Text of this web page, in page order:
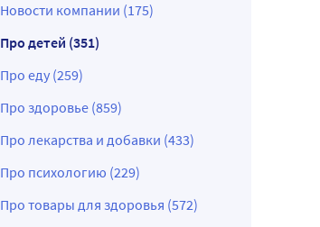
Новости компании (175)
Про детей (351)
Про еду (259)
Про здоровье (859)
Про лекарства и добавки (433)
Про психологию (229)
Про товары для здоровья (572)